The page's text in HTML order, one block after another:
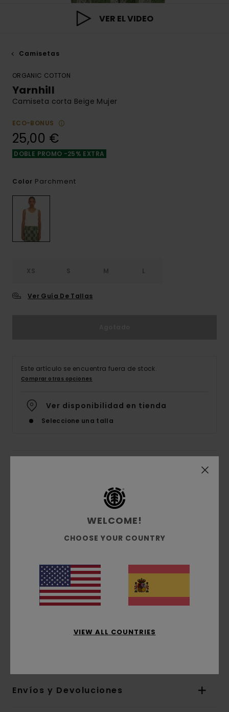
VER EL VIDEO
Camisetas
ORGANIC COTTON
Yarnhill
Camiseta corta Beige Mujer
ECO-BONUS
25,00 €
DOBLE PROMO -25% EXTRA
Color Parchment
XS S M L
Ver Guía De Tallas
Este artículo se encuentra fuera de stock.
Comprar otras opciones
Ver disponibilidad en tienda
Seleccione una talla
Camiseta corta Beige Mujer
Código de color
Características
Tejido:mezcla de algodón y spandex [220
g/m2]
Corte:Corte ajustado al cuerpo
Cuello:Cuello redondo
[Tejido principal] 95% algodón
Envíos y Devoluciones
WELCOME!
CHOOSE YOUR COUNTRY
VIEW ALL COUNTRIES